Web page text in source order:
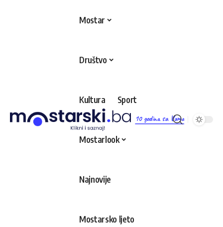
10 godina sa Vama
Mostar
Društvo
Kultura Sport
Mostarlook
Najnovije
Mostarsko ljeto